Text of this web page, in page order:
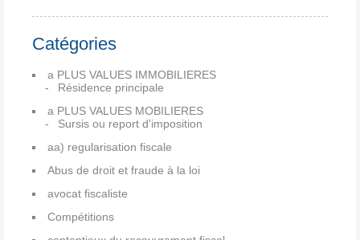
Catégories
a PLUS VALUES IMMOBILIERES
Résidence principale
a PLUS VALUES MOBILIERES
Sursis ou report d'imposition
aa) regularisation fiscale
Abus de droit et fraude à la loi
avocat fiscaliste
Compétitions